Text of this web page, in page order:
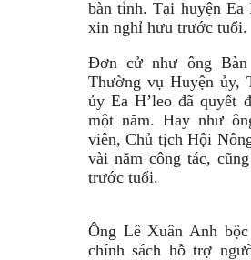
bàn tỉnh. Tại huyện Ea
xin nghỉ hưu trước tuổi.
Đơn cử như ông
Thường vụ Huyện ủy,
ủy Ea H’leo đã quyết
một năm. Hay như
viên, Chủ tịch Hội
vài năm công tác,
trước tuổi.
Ông Lê Xuân Anh
chính sách hỗ trợ